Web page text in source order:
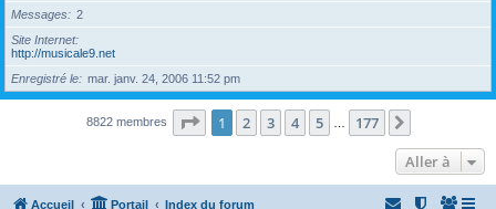
Messages
2
Site Internet
http://musicale9.net
Enregistré le
mar. janv. 24, 2006 11:52 pm
8822 membres Page 1sur177
1 2 3 4 5 177
Aller à
Accueil Portail Index du forum